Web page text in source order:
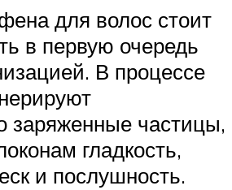
для волос стоит
в первую очередь
В процессе
заряженные частицы,
гладкость,
и послушность.